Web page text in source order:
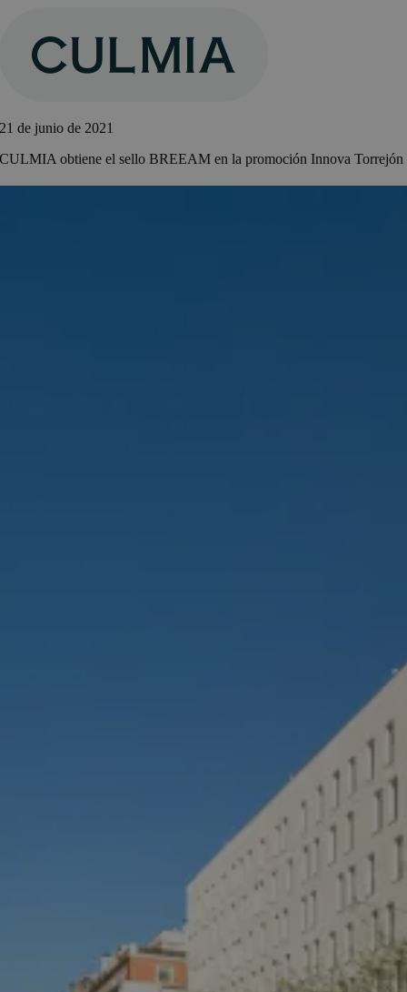
contenido
21 de junio de 2021
CULMIA obtiene el sello BREEAM en la promoción Innova Torrejón